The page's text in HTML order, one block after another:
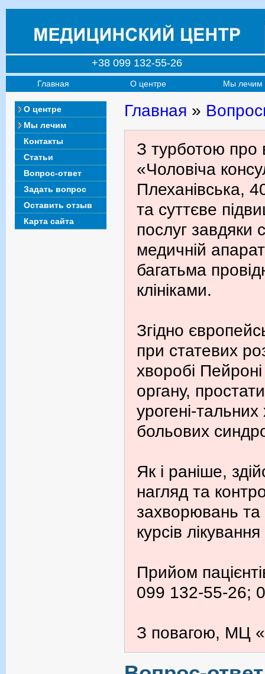
+38 099 132-55-26
Главная О центре Мы лечим
О центре
Мы лечим
Контакты
Статьи
Вопрос-ответ
Задать вопрос
Оставить отзыв
Карта сайта
Главная »
З турботою про
«Чоловіча
Плеханівська,
та суттєве
послуг завдяки
медичній
багатьма
клініками.
Згідно
при статевих
хворобі
органу,
урогені-
больових
Як і раніше,
нагляд та
захворювань
курсів лікування
Прийом
099 132-55-26;
З повагою, МЦ